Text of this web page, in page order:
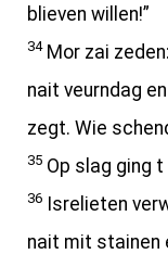
blieven willen!”
34Mor zai
nait veurndag
zegt. Wie
35 Op slag ging
36 Isrelieten
nait mit stainen